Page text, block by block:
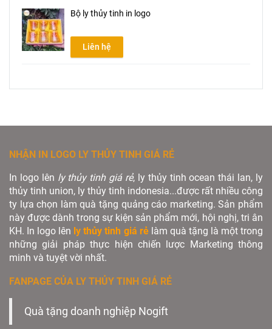
Bộ ly thủy tinh in logo
Liên hệ
NHẬN IN LOGO LY THỦY TINH GIÁ RẺ
In logo lên ly thủy tinh giá rẻ, ly thủy tinh ocean thái lan, ly
thủy tinh union, ly thủy tinh indonesia...được rất nhiều công
ty lựa chọn làm quà tặng quảng cáo marketing. Sản phẩm
này được dành trong sự kiện sản phẩm mới, hội nghị, tri ân
KH. In logo lên ly thủy tinh giá rẻlàm quà tặng là một trong
những giải pháp thực hiện chiến lược Marketing thông
minh và tuyệt vời nhất.
FANPAGE CỦA LY THỦY TINH GIÁ RẺ
Quà tặng doanh nghiệp Nogift